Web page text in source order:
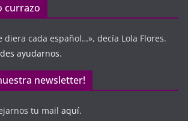
currazo
diera cada español…», decía Lola Flores.
ayudarnos.
newsletter!
tu mail aquí.